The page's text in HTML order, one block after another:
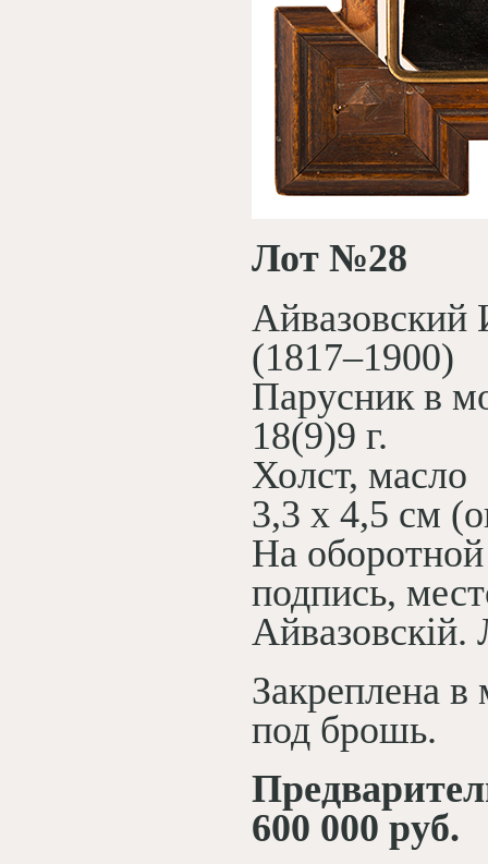
Лот №28
Айвазовский
(1817–1900)
Парусник в
18(9)9 г.
Холст, масло
3,3 х 4,5 см
На оборотной
подпись,
Айвазовскiй.
Закреплена
под брошь.
600 000 руб.